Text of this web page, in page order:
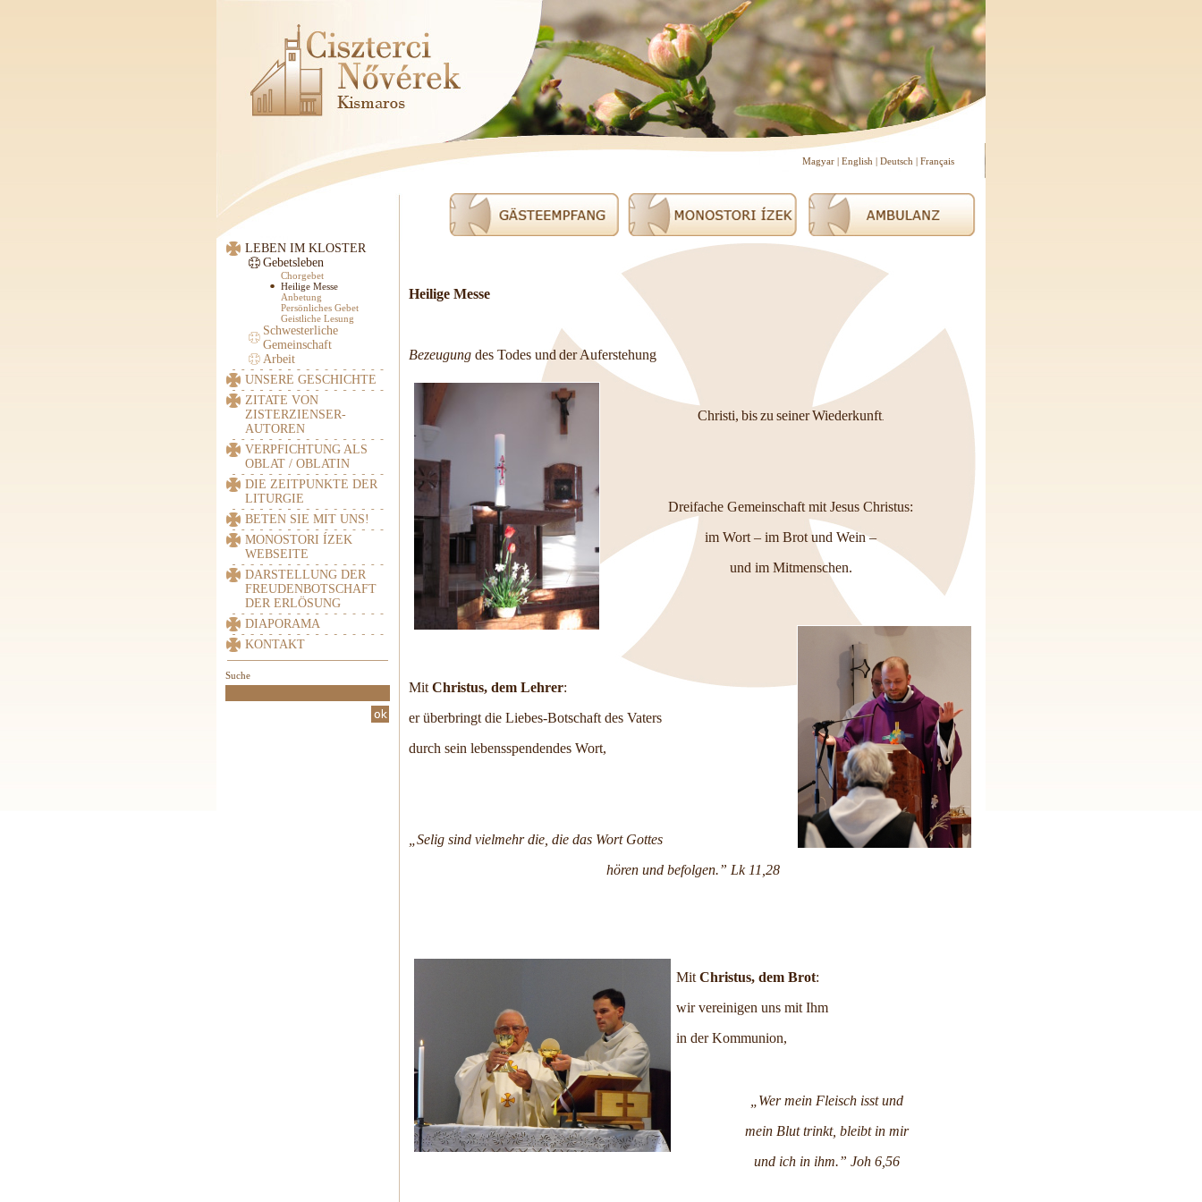
Magyar | English | Deutsch | Français
LEBEN IM KLOSTER
Gebetsleben
Chorgebet
Heilige Messe
Anbetung
Persönliches Gebet
Geistliche Lesung
Schwesterliche
Gemeinschaft
Arbeit
UNSERE GESCHICHTE
ZITATE VON
ZISTERZIENSER-
AUTOREN
VERPFICHTUNG ALS
OBLAT / OBLATIN
DIE ZEITPUNKTE DER
LITURGIE
BETEN SIE MIT UNS!
MONOSTORI ÍZEK
WEBSEITE
DARSTELLUNG DER
FREUDENBOTSCHAFT
DER ERLÖSUNG
DIAPORAMA
KONTAKT
Suche
Heilige Messe
Bezeugung des Todes und der Auferstehung
Christi, bis zu seiner Wiederkunft.
Dreifache Gemeinschaft mit Jesus Christus:
im Wort – im Brot und Wein –
und im Mitmenschen.
Mit Christus, dem Lehrer:
er überbringt die Liebes-Botschaft des Vaters
durch sein lebensspendendes Wort,
„Selig sind vielmehr die, die das Wort Gottes
hören und befolgen.” Lk 11,28
Mit Christus, dem Brot:
wir vereinigen uns mit Ihm
in der Kommunion,
„Wer mein Fleisch isst und
mein Blut trinkt, bleibt in mir
und ich in ihm.” Joh 6,56